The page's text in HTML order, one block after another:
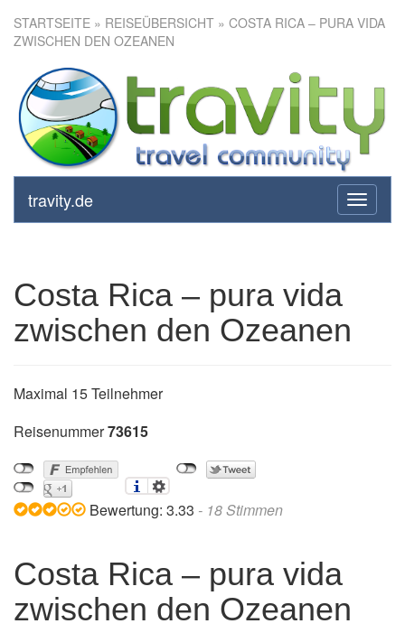
STARTSEITE » REISEÜBERSICHT » COSTA RICA – PURA VIDA
ZWISCHEN DEN OZEANEN
toggle
travity.de
Costa Rica – pura vida
zwischen den Ozeanen
Costa Rica – pura vida
zwischen den Ozeanen
Maximal 15 Teilnehmer
Reisenummer73615
Bewertung: 3.33 - 18Stimmen
Costa Rica – pura vida
zwischen den Ozeanen